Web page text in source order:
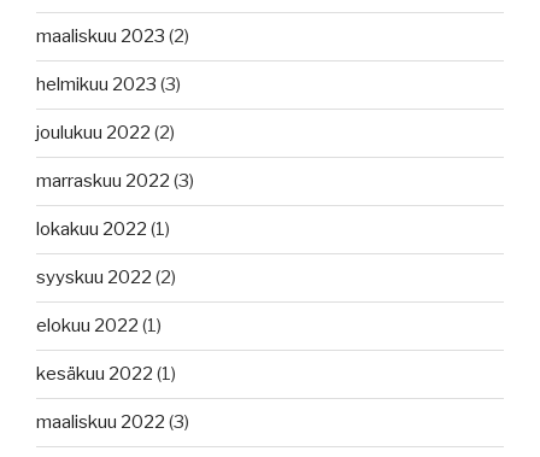
maaliskuu 2023 (2)
helmikuu 2023 (3)
joulukuu 2022 (2)
marraskuu 2022 (3)
lokakuu 2022 (1)
syyskuu 2022 (2)
elokuu 2022 (1)
kesäkuu 2022 (1)
maaliskuu 2022 (3)